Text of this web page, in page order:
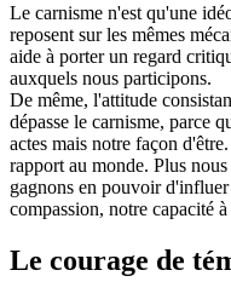
Le carnisme n'est qu'une
reposent sur les mêmes
aide à porter un regard
auxquels nous participons.
De même, l'attitude
dépasse le carnisme, parce
actes mais notre façon
rapport au monde. Plus
gagnons en pouvoir
compassion, notre capacité
Le courage de